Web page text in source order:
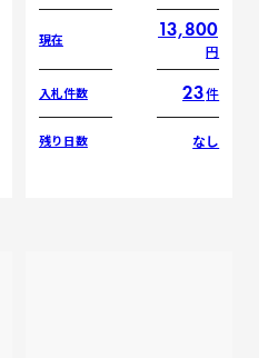
現在 13,800
円
入札件数 23件
残り日数 なし